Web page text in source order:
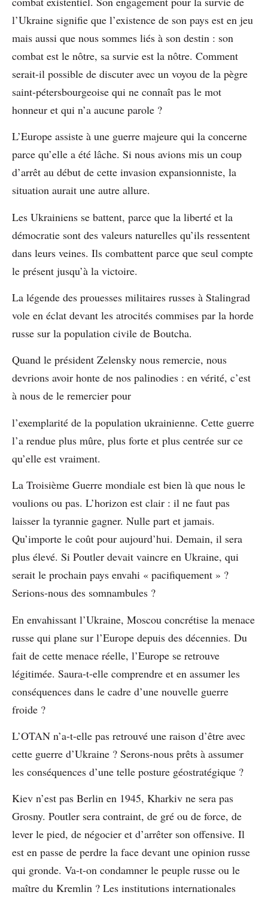
l’Ukraine signifie que l’existence de son pays est en jeu
mais aussi que nous sommes liés à son destin : son
combat est le nôtre, sa survie est la nôtre. Comment
serait-il possible de discuter avec un voyou de la pègre
saint-pétersbourgeoise qui ne connaît pas le mot
honneur et qui n’a aucune parole ?
L’Europe assiste à une guerre majeure qui la concerne
parce qu’elle a été lâche. Si nous avions mis un coup
d’arrêt au début de cette invasion expansionniste, la
situation aurait une autre allure.
Les Ukrainiens se battent, parce que la liberté et la
démocratie sont des valeurs naturelles qu’ils ressentent
dans leurs veines. Ils combattent parce que seul compte
le présent jusqu’à la victoire.
La légende des prouesses militaires russes à Stalingrad
vole en éclat devant les atrocités commises par la horde
russe sur la population civile de Boutcha.
Quand le président Zelensky nous remercie, nous
devrions avoir honte de nos palinodies : en vérité, c’est
à nous de le remercier pour
l’exemplarité de la population ukrainienne. Cette guerre
l’a rendue plus mûre, plus forte et plus centrée sur ce
qu’elle est vraiment.
La Troisième Guerre mondiale est bien là que nous le
voulions ou pas. L’horizon est clair : il ne faut pas
laisser la tyrannie gagner. Nulle part et jamais.
Qu’importe le coût pour aujourd’hui. Demain, il sera
plus élevé. Si Poutler devait vaincre en Ukraine, qui
serait le prochain pays envahi « pacifiquement » ?
Serions-nous des somnambules ?
En envahissant l’Ukraine, Moscou concrétise la menace
russe qui plane sur l’Europe depuis des décennies. Du
fait de cette menace réelle, l’Europe se retrouve
légitimée. Saura-t-elle comprendre et en assumer les
conséquences dans le cadre d’une nouvelle guerre
froide ?
L’OTAN n’a-t-elle pas retrouvé une raison d’être avec
cette guerre d’Ukraine ? Serons-nous prêts à assumer
les conséquences d’une telle posture géostratégique ?
Kiev n’est pas Berlin en 1945, Kharkiv ne sera pas
Grosny. Poutler sera contraint, de gré ou de force, de
lever le pied, de négocier et d’arrêter son offensive. Il
est en passe de perdre la face devant une opinion russe
qui gronde. Va-t-on condamner le peuple russe ou le
maître du Kremlin ? Les institutions internationales